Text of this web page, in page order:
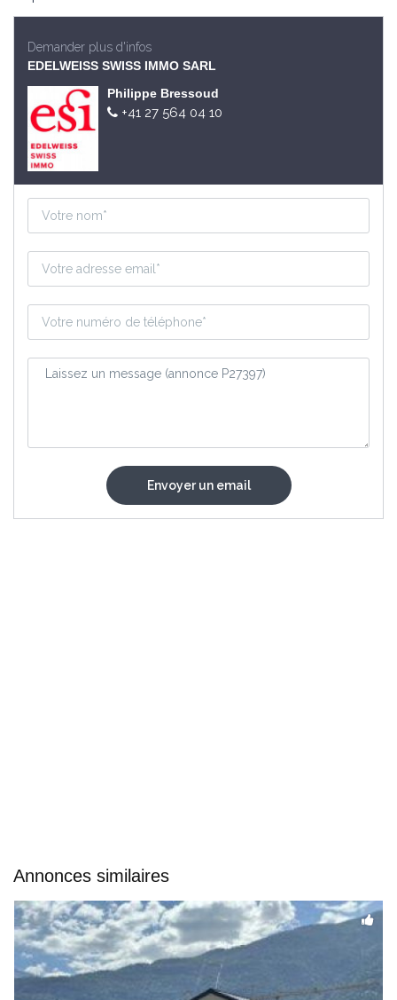
Demander plus d'infos
EDELWEISS SWISS IMMO SARL
Philippe Bressoud
+41 27 564 04 10
Annonces similaires